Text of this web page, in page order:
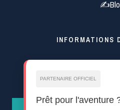
PARTENAIRE OFFICIEL
Prêt pour l'aventure
INFORMATIONS